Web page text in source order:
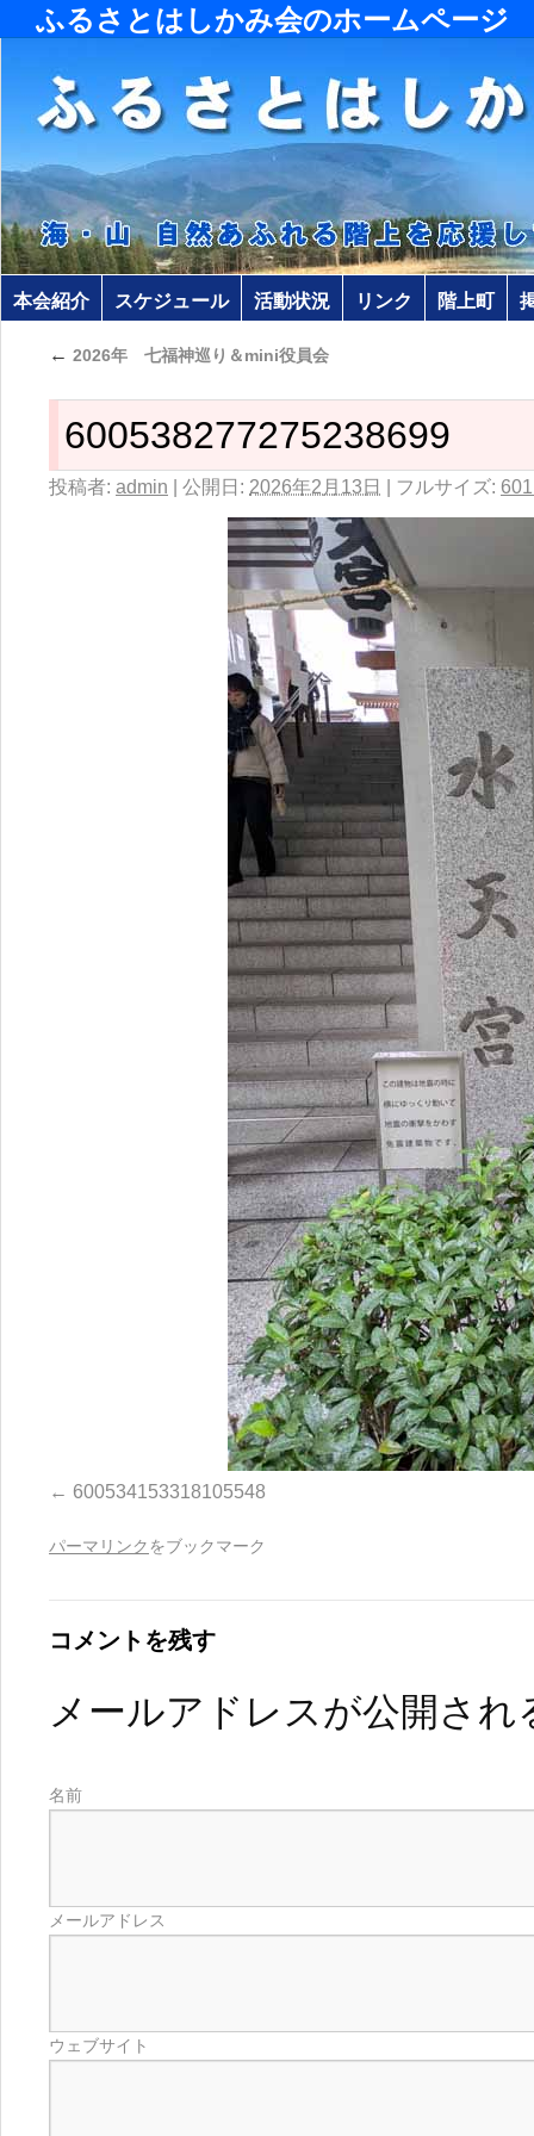
ふるさとはしかみ会のホームページ
本会紹介 スケジュール 活動状況 リンク 階上町
← 2026年 七福神巡り＆mini役員会
600538277275238699
投稿者: admin 公開日: 2026年2月13日 フルサイズ:
600534153318105548
パーマリンク をブックマーク
コメントを残す
メールアドレスが公開さ
名前
メールアドレス
ウェブサイト